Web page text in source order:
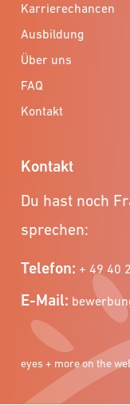
Karrierechancen
Ausbildung
Über uns
FAQ
Kontakt
Kontakt
Du hast noch
sprechen:
Telefon: + 49 40
E-Mail:
eyes + more on the